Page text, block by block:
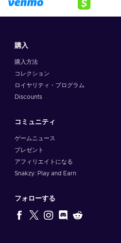
購入
購入方法
コレクション
ロイヤリティ・プログラム
Discounts
コミュニティ
ゲームニュース
プレゼント
アフィリエイトになる
Snakzy: Play and Earn
フォローする